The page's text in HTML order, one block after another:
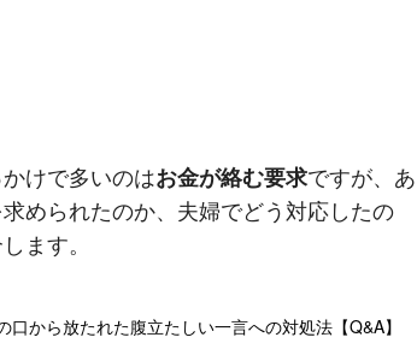
けで多いのはお金が絡む要求ですが、あ
められたのか、夫婦でどう対応したの
ます。
から放たれた腹立たしい一言への対処法【Q&A】